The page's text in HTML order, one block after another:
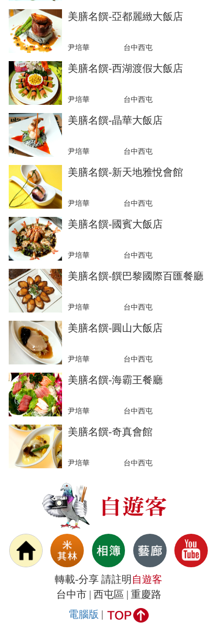
美膳名饌-亞都麗緻大飯店
尹培華 台中西屯
美膳名饌-西湖渡假大飯店
尹培華 台中西屯
美膳名饌-晶華大飯店
尹培華 台中西屯
美膳名饌-新天地雅悅會館
尹培華 台中西屯
美膳名饌-國賓大飯店
尹培華 台中西屯
美膳名饌-饌巴黎國際百匯餐廳
尹培華 台中西屯
美膳名饌-圓山大飯店
尹培華 台中西屯
美膳名饌-海霸王餐廳
尹培華 台中西屯
美膳名饌-奇真會館
尹培華 台中西屯
轉載-分享 請註明 自遊客
台中市 | 西屯區 | 重慶路
電腦版 |